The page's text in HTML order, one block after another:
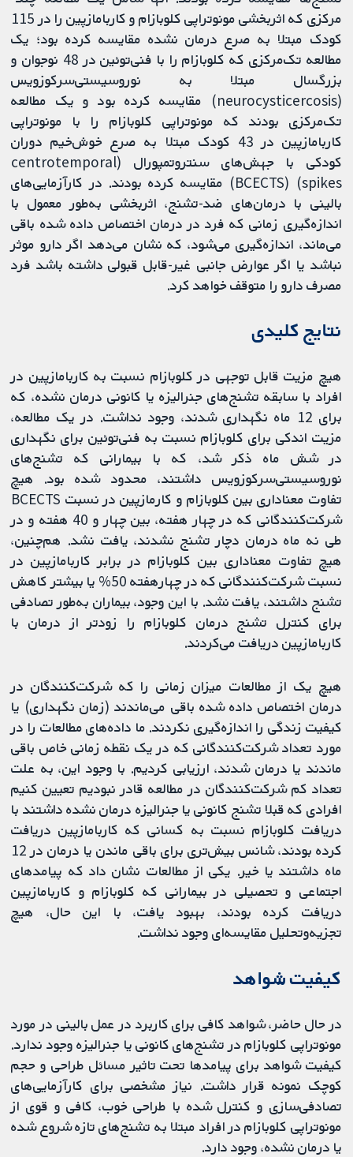
مرکزی که اثربخشی مونوتراپی کلوبازام و کاربامازپین را در 115
کودک مبتلا به صرع درمان نشده مقایسه کرده‌ بود؛ یک
مطالعه تک‌مرکزی که کلوبازام را با فنی‌توئین در 48 نوجوان و
بزرگسال مبتلا به نوروسیستی‌سرکوزویس
(neurocysticercosis) مقایسه کرده‌ بود و یک مطالعه
تک‌مرکزی بودند که مونوتراپی کلوبازام را با مونوتراپی
کاربامازپین در 43 کودک مبتلا به صرع خوش‌خیم دوران
کودکی با جهش‌های سنتروتمپورال (centrotemporal
spikes) (BCECTS) مقایسه کرده‌ بودند. در کارآزمایی‌های
بالینی با درمان‌های ضد-تشنج، اثربخشی به‌طور معمول با
اندازه‌گیری زمانی که فرد در درمان اختصاص داده ‌شده باقی
می‌ماند، اندازه‌گیری می‌شود، که نشان می‌دهد اگر دارو موثر
نباشد یا اگر عوارض جانبی غیر-قابل قبولی داشته باشد فرد
مصرف دارو را متوقف خواهد کرد.
نتایج کلیدی
هیچ مزیت قابل توجهی در کلوبازام نسبت به کاربامازپین در
افراد با سابقه تشنج‌های جنرالیزه یا کانونی درمان نشده، که
برای 12 ماه نگهداری شدند، وجود نداشت. در یک مطالعه،
مزیت اندکی برای کلوبازام نسبت به فنی‌توئین برای نگهداری
در شش ماه ذکر شد، که با بیمارانی که تشنج‌های
نوروسیستی‌سرکوزویس داشتند، محدود شده بود. هیچ
تفاوت معناداری بین کلوبازام و کارمازپین در نسبت BCECTS
شرکت‌کنندگانی که در چهار هفته، بین چهار و 40 هفته و در
طی نه ماه درمان دچار تشنج نشدند، یافت نشد. هم‌چنین،
هیچ تفاوت معناداری بین کلوبازام در برابر کاربامازپین در
نسبت شرکت‌کنندگانی که در چهارهفته 50% یا بیشتر کاهش
تشنج داشتند، یافت نشد. با این وجود، بیماران به‌طور تصادفی
برای کنترل تشنج درمان کلوبازام را زودتر از درمان با
کاربامازپین دریافت می‌کردند.
هیچ یک از مطالعات میزان زمانی را که شرکت‏‌کنندگان در
درمان اختصاص داده شده باقی می‌ماندند (زمان نگهداری) یا
کیفیت زندگی را اندازه‌گیری نکردند. ما داده‌های مطالعات را در
مورد تعداد شرکت‏‌کنندگانی که در یک نقطه زمانی خاص باقی
ماندند یا درمان شدند، ارزیابی کردیم. با وجود این، به علت
تعداد کم شرکت‏‌کنندگان در مطالعه قادر نبودیم تعیین کنیم
افرادی که قبلا تشنج کانونی یا جنرالیزه درمان نشده داشتند با
دریافت کلوبازام نسبت به کسانی که کاربامازپین دریافت
کرده بودند، شانس بیش‌تری برای باقی ماندن یا درمان در 12
ماه داشتند یا خیر. یکی از مطالعات نشان داد که پیامدهای
اجتماعی و تحصیلی در بیمارانی که کلوبازام و کاربامازپین
دریافت کرده بودند، بهبود یافت، با این حال، هیچ
تجزیه‌و‌تحلیل مقایسه‌ای وجود نداشت.
کیفیت شواهد
در حال حاضر، شواهد کافی برای کاربرد در عمل بالینی در مورد
مونوتراپی کلوبازام در تشنج‌های کانونی یا جنرالیزه وجود ندارد.
کیفیت شواهد برای پیامدها تحت تاثیر مسائل طراحی و حجم
کوچک نمونه قرار داشت. نیاز مشخصی برای کارآزمایی‌های
تصادفی‌سازی و کنترل شده با طراحی خوب، کافی و قوی از
مونوتراپی کلوبازام در افراد مبتلا به تشنج‌های تازه شروع شده
یا درمان نشده، وجود دارد.